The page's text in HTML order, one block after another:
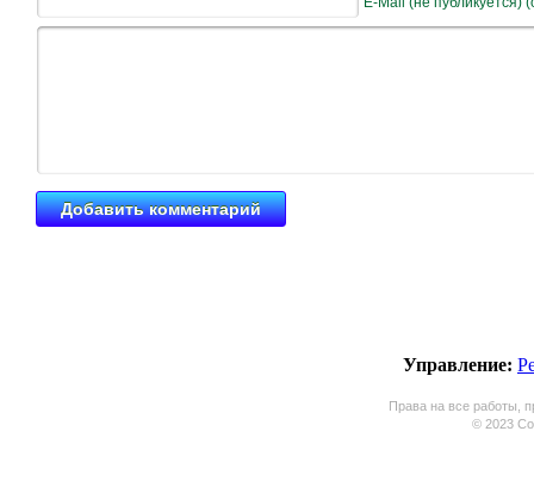
Управление:
Права на все работы,
© 2023